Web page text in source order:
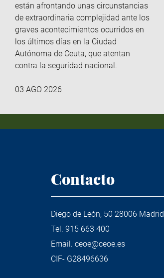
están afrontando unas circunstancias
de extraordinaria complejidad ante los
graves acontecimientos ocurridos en
los últimos días en la Ciudad
Autónoma de Ceuta, que atentan
contra la seguridad nacional.
03 AGO 2026
Contacto
Diego de León, 50 28006 Madrid
Tel. 915 663 400
Email. ceoe@ceoe.es
CIF- G28496636